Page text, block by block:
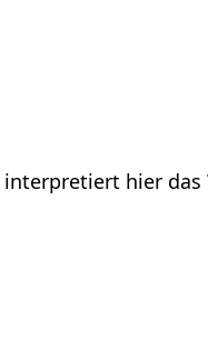
interpretiert hier das